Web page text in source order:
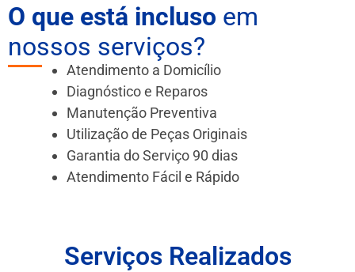
O que está incluso em
nossos serviços?
Atendimento a Domicílio
Diagnóstico e Reparos
Manutenção Preventiva
Utilização de Peças Originais
Garantia do Serviço 90 dias
Atendimento Fácil e Rápido
Serviços Realizados